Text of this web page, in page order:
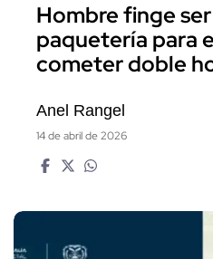
Hombre finge
paquetería para
cometer doble
Anel Rangel
14 de abril de 2026